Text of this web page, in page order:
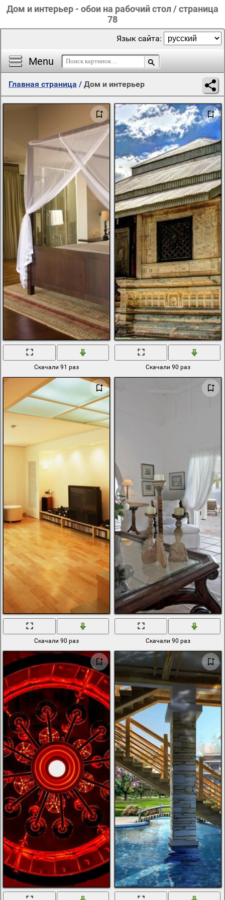
Дом и интерьер - обои на рабочий стол / страница
78
Menu
Язык сайта:
Главная страница / Дом и интерьер
Скачали 91 раз Скачали 90 раз
Скачали 90 раз Скачали 90 раз